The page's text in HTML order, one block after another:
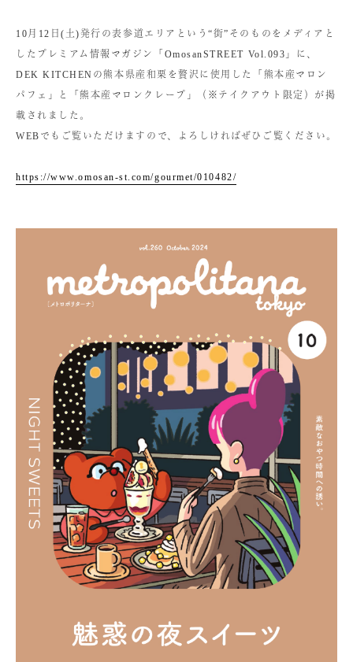
10月12日(土)発行の表参道エリアという“街”そのものをメディアと
したプレミアム情報マガジン「OmosanSTREET Vol.093」に、
DEK KITCHENの熊本県産和栗を贅沢に使用した「熊本産マロン
パフェ」と「熊本産マロンクレープ」（※テイクアウト限定）が掲
載されました。
WEBでもご覧いただけますので、よろしければぜひご覧ください。
https://www.omosan-st.com/gourmet/010482/